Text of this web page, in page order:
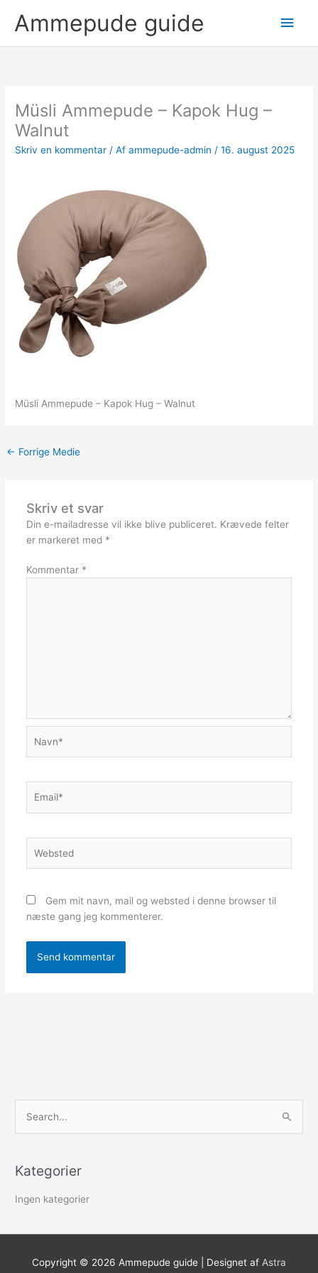
Ammepude guide
Müsli Ammepude – Kapok Hug –
Walnut
Skriv en kommentar / Afammepude-admin/16. august 2025
Müsli Ammepude – Kapok Hug – Walnut
← Forrige Medie
Skriv et svar
Din e-mailadresse vil ikke blive publiceret. Krævede felter
er markeret med *
Kommentar *
Gem mit navn, mail og websted i denne browser til
næste gang jeg kommenterer.
e
f
e
Kategorier
Ingen kategorier
Copyright © 2026 Ammepude guide | Designet af Astra